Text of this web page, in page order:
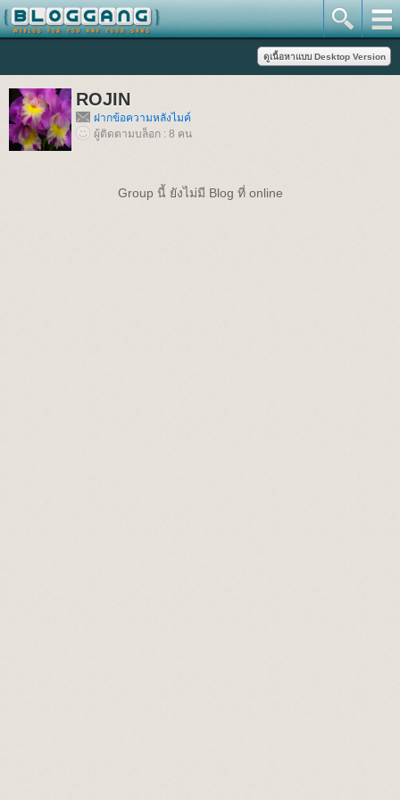
ROJIN
ฝากข้อความหลังไมค์
ผู้ติดตามบล็อก : 8 คน
Group นี้ ยังไม่มี Blog ที่ online